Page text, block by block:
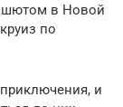
в Новой
по
и